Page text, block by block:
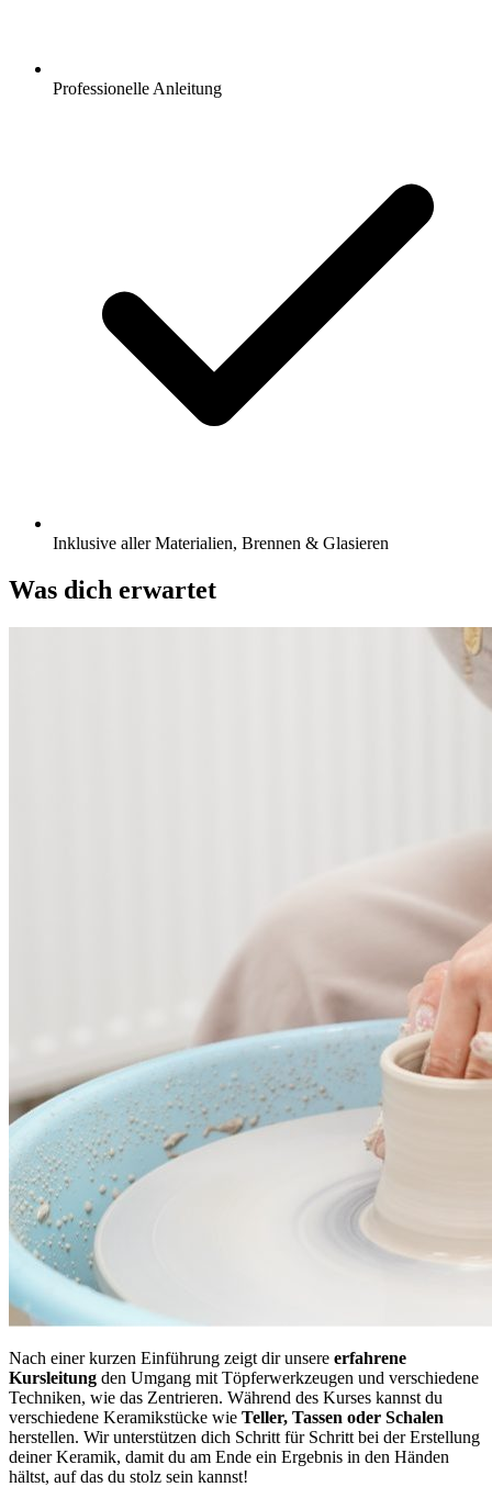
Professionelle Anleitung
Inklusive aller Materialien, Brennen & Glasieren
Was dich erwartet
Nach einer kurzen Einführung zeigt dir unsere erfahrene
Kursleitung den Umgang mit Töpferwerkzeugen und verschiedene
Techniken, wie das Zentrieren. Während des Kurses kannst du
verschiedene Keramikstücke wie Teller, Tassen oder Schalen
herstellen. Wir unterstützen dich Schritt für Schritt bei der Erstellung
deiner Keramik, damit du am Ende ein Ergebnis in den Händen
hältst, auf das du stolz sein kannst!